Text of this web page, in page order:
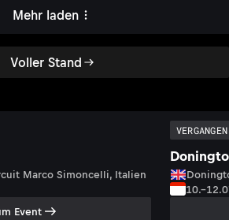
Voller Stand
Mehr laden
Marco Simoncelli, Italien
Event
VERGANGEN